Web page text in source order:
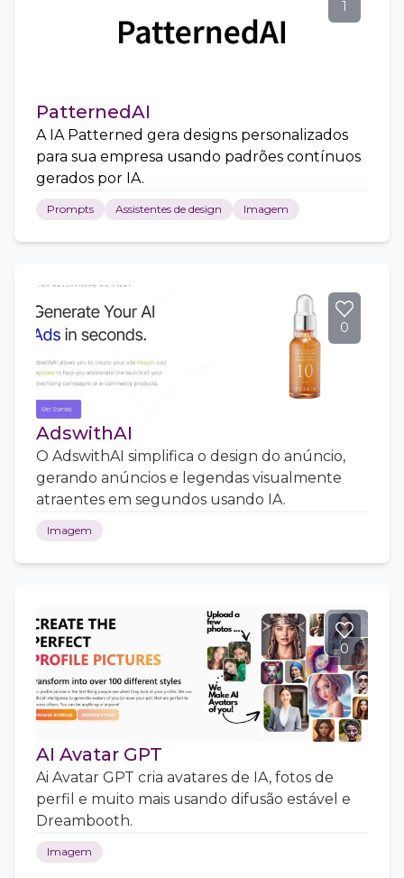
1
PatternedAI
A IA Patterned gera designs personalizados
para sua empresa usando padrões contínuos
gerados por IA.
Prompts Assistentes de design Imagem
0
AdswithAI
O AdswithAI simplifica o design do anúncio,
gerando anúncios e legendas visualmente
atraentes em segundos usando IA.
Imagem
0
AI Avatar GPT
Ai Avatar GPT cria avatares de IA, fotos de
perfil e muito mais usando difusão estável e
Dreambooth.
Imagem